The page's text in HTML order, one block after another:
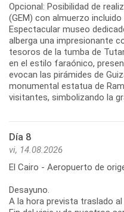
Opcional: Posibilidad de
(GEM) con almuerzo
Espectacular museo
alberga una impresionante
tesoros de la tumba de
en el estilo faraónico,
evocan las pirámides de
monumental estatua de
visitantes, simbolizando la
Día 8
vi, 14.08.2026
El Cairo - Aeropuerto de
Desayuno.
A la hora prevista traslado